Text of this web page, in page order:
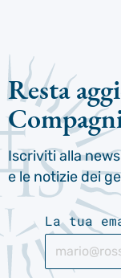
Resta
Iscriviti alla
e le notizie dei
La tua